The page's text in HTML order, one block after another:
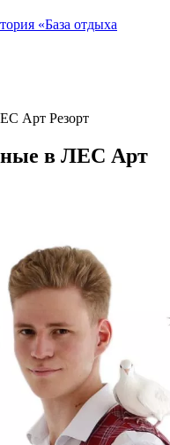
«База отдыха
Арт Резорт
в ЛЕС Арт